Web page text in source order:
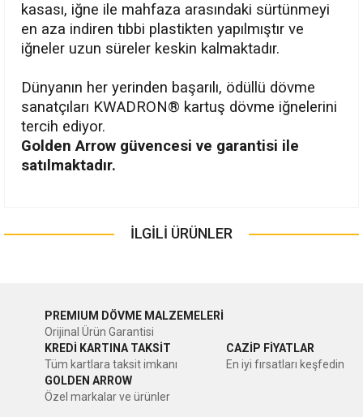
kasası, iğne ile mahfaza arasındaki sürtünmeyi
en aza indiren tıbbi plastikten yapılmıştır ve
iğneler uzun süreler keskin kalmaktadır.
Dünyanın her yerinden başarılı, ödüllü dövme
sanatçıları KWADRON® kartuş dövme iğnelerini
tercih ediyor.
Golden Arrow güvencesi ve garantisi ile
satılmaktadır.
Bu ürüne ilk yorumu siz yapın!
konularda yetersiz gördüğünüz noktaları öneri formunu
Ürün resmi kalitesiz, bozuk veya görüntülenemiyor.
Ürün açıklamasında eksik bilgiler bulunuyor.
Ürün bilgilerinde hatalar bulunuyor.
Ürün fiyatı diğer sitelerden daha pahalı.
İLGİLİ ÜRÜNLER
PREMIUM DÖVME MALZEMELERİ
Orijinal Ürün Garantisi
KREDİ KARTINA TAKSİT
Tüm kartlara taksit imkanı
CAZİP FİYATLAR
En iyi fırsatları keşfedin
GOLDEN ARROW
Özel markalar ve ürünler